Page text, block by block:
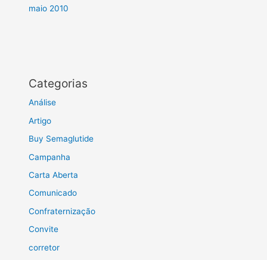
maio 2010
Categorias
Análise
Artigo
Buy Semaglutide
Campanha
Carta Aberta
Comunicado
Confraternização
Convite
corretor